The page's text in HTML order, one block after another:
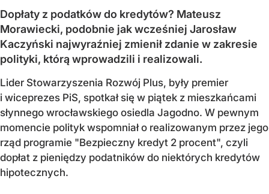
Dopłaty z podatków do kredytów? Mateusz
Morawiecki, podobnie jak wcześniej Jarosław
Kaczyński najwyraźniej zmienił zdanie w zakresie
polityki, którą wprowadzili i realizowali.
Lider Stowarzyszenia Rozwój Plus, były premier
i wiceprezes PiS, spotkał się w piątek z mieszkańcami
słynnego wrocławskiego osiedla Jagodno. W pewnym
momencie polityk wspomniał o realizowanym przez jego
rząd programie "Bezpieczny kredyt 2 procent", czyli
dopłat z pieniędzy podatników do niektórych kredytów
hipotecznych.